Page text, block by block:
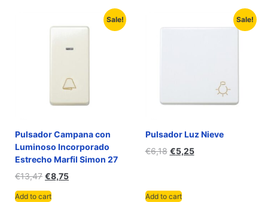
Sale!
Pulsador Campana con
Luminoso Incorporado
Estrecho Marfil Simon 27
€13,47 €8,75
Add to cart
Sale!
Pulsador Luz Nieve
€6,18 €5,25
Add to cart